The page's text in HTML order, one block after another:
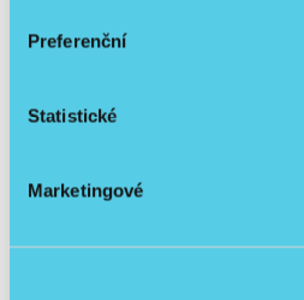
Preferenční
Statistické
Marketingové
21 990 Kč/ ks